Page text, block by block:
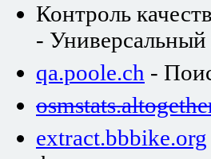
Контроль
- Универсальный
qa.poole.ch -
extract.bbbike.org